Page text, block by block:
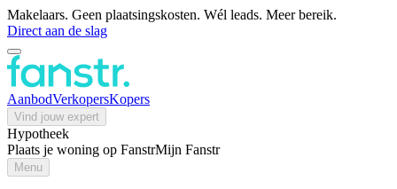
Makelaars. Geen plaatsingskosten. Wél leads. Meer bereik.
Direct aan de slag
AanbodVerkopersKopers
Vind jouw expert
Hypotheek
Plaats je woning op FanstrMijn Fanstr
Menu